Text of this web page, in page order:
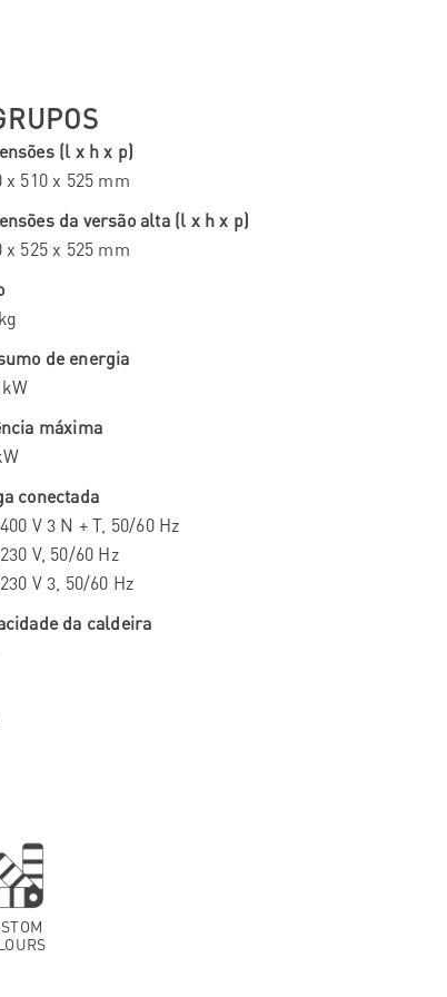
(l x h x p)
x 510 x 525 mm
da versão alta (l x h x p)
x 525 x 525 mm
de energia
kW
máxima
conectada
V 3 N + T, 50/60 Hz
V, 50/60 Hz
V 3, 50/60 Hz
da caldeira